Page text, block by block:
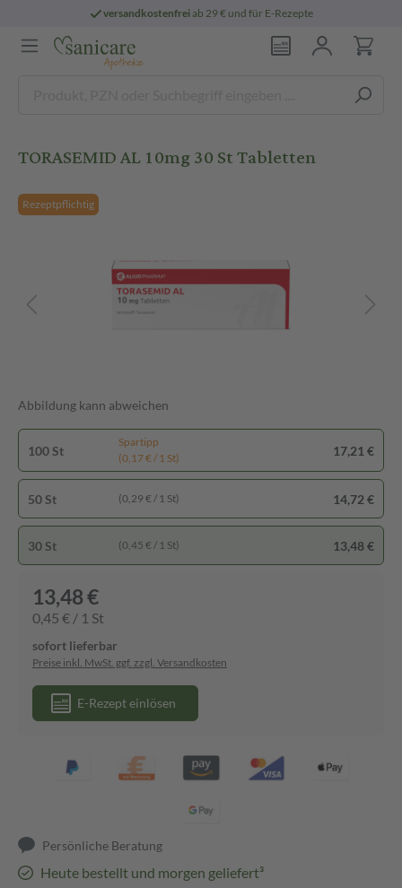
versandkostenfreiab 29 € und für E-Rezepte
TORASEMID AL 10mg 30 St Tabletten
Rezeptpflichtig
Abbildung kann abweichen
100 St
Spartipp
(0,17 € / 1 St)
17,21 €
50 St (0,29 € / 1 St) 14,72 €
30 St (0,45 € / 1 St) 13,48 €
13,48 €
0,45 € / 1 St
sofort lieferbar
Preise inkl. MwSt. ggf. zzgl. Versandkosten
E-Rezept einlösen
Persönliche Beratung
Heute bestellt und morgen geliefert³